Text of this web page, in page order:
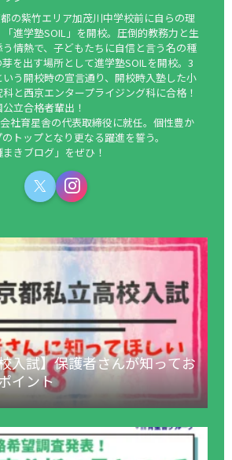
の紫竹エリア加茂川中学校前に自らの理
進学塾SOIL」を開校。圧倒的教務力と生
情熱で、子どもたちに自信と言う名の種
を出す場所として進学塾SOILを開校。3
う開校時の宣言通り、開校時入塾した小
と西京エンタープライジング科に合格！
立合格者輩出！
社育星舎の代表取締役に就任。個性豊か
トップとなり更なる躍進を誓う。
きブログ」をぜひ！
入試】保護者さんが知ってお
イント